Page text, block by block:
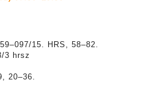
15. HRS, 58–82.
3 hrsz
20–36.